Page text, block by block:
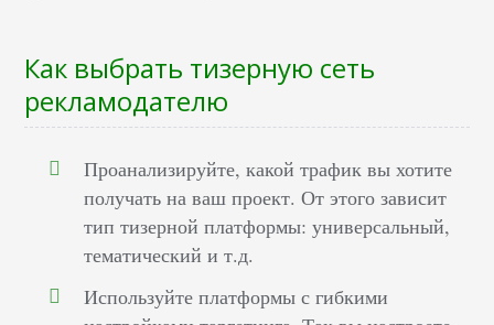
Как выбрать тизерную сеть
рекламодателю
Проанализируйте, какой трафик вы хотите
получать на ваш проект. От этого зависит
тип тизерной платформы: универсальный,
тематический и т.д.
Используйте платформы с гибкими